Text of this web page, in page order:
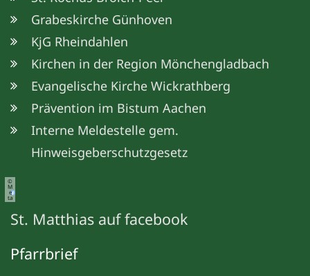
Grabeskirche Günhoven
KjG Rheindahlen
Kirchen in der Region Mönchengladbach
Evangelische Kirche Wickrathberg
Prävention im Bistum Aachen
Interne Meldestelle gem.
Hinweisgeberschutzgesetz
©
M
e
ta
St. Matthias auf facebook
Pfarrbrief